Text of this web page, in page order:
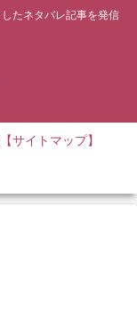
たネタバレ記事を発信
サイトマップ】